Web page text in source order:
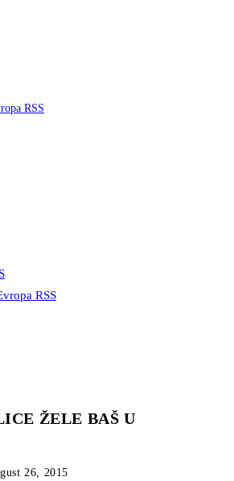
RSS
RSS
ŽELE BAŠ U
26, 2015